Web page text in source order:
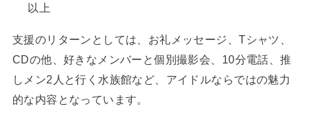
以上
支援のリターンとしては、お礼メッセージ、Tシャツ、
CDの他、好きなメンバーと個別撮影会、10分電話、推
しメン2人と行く水族館など、アイドルならではの魅力
的な内容となっています。